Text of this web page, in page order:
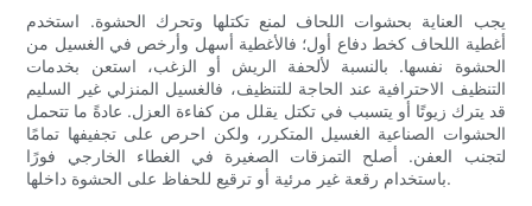
يجب العناية بحشوات اللحاف لمنع تكتلها وتحرك الحشوة. استخدم
أغطية اللحاف كخط دفاع أول؛ فالأغطية أسهل وأرخص في الغسيل من
الحشوة نفسها. بالنسبة لألحفة الريش أو الزغب، استعن بخدمات
التنظيف الاحترافية عند الحاجة للتنظيف، فالغسيل المنزلي غير السليم
قد يترك زيوتًا أو يتسبب في تكتل يقلل من كفاءة العزل. عادةً ما تتحمل
الحشوات الصناعية الغسيل المتكرر، ولكن احرص على تجفيفها تمامًا
لتجنب العفن. أصلح التمزقات الصغيرة في الغطاء الخارجي فورًا
باستخدام رقعة غير مرئية أو ترقيع للحفاظ على الحشوة داخلها.